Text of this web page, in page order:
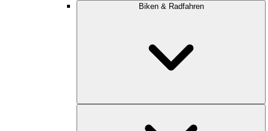
Biken & Radfahren